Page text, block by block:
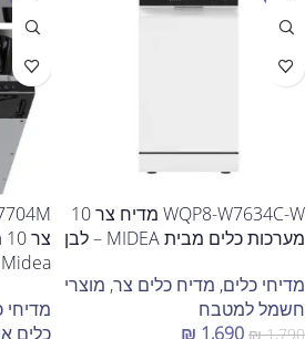
WQP8-W7634C-W מדיח צר 10
מערכות כלים מבית MIDEA – לבן
מדיחי כלים, מדיח כלים צר, מוצרי
חשמל למטבח
₪1,790
₪ 1,690
Midea
מדיחי
כלים